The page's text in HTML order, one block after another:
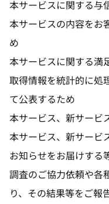
本サービスに関する与
本サービスの内容をお
め
本サービスに関する満
取得情報を統計的に処
て公表するため
本サービス、新サービ
本サービス、新サービ
お知らせをお届けする
調査のご協力依頼や各
り、その結果等をご報